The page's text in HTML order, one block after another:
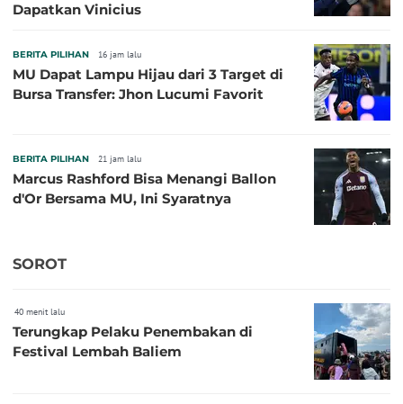
Dapatkan Vinicius
BERITA PILIHAN 16 jam lalu
MU Dapat Lampu Hijau dari 3 Target di
Bursa Transfer: Jhon Lucumi Favorit
BERITA PILIHAN 21 jam lalu
Marcus Rashford Bisa Menangi Ballon
d'Or Bersama MU, Ini Syaratnya
SOROT
40 menit lalu
Terungkap Pelaku Penembakan di
Festival Lembah Baliem